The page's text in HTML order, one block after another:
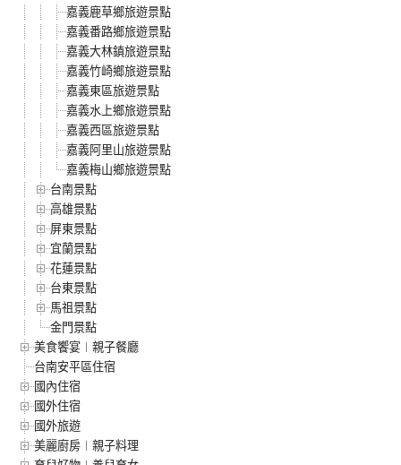
嘉義鹿草鄉旅遊景點
嘉義番路鄉旅遊景點
嘉義大林鎮旅遊景點
嘉義竹崎鄉旅遊景點
嘉義東區旅遊景點
嘉義水上鄉旅遊景點
嘉義西區旅遊景點
嘉義阿里山旅遊景點
嘉義梅山鄉旅遊景點
台南景點
高雄景點
屏東景點
宜蘭景點
花蓮景點
台東景點
馬祖景點
金門景點
美食饗宴︱親子餐廳
台南安平區住宿
國內住宿
國外住宿
國外旅遊
美麗廚房︱親子料理